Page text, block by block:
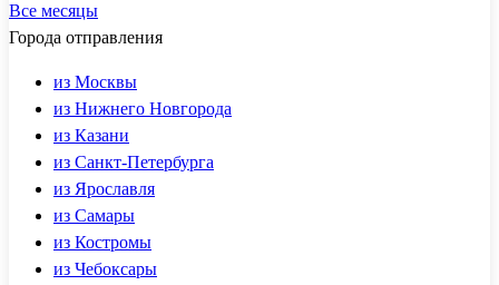
Все месяцы
Города отправления
из Москвы
из Нижнего Новгорода
из Казани
из Санкт-Петербурга
из Ярославля
из Самары
из Костромы
из Чебоксары